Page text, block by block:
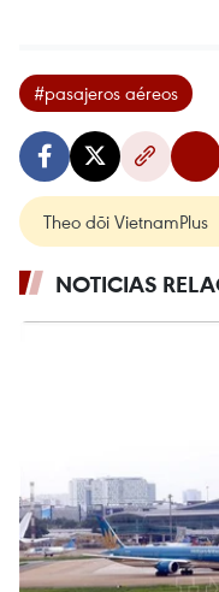
#pasajeros aéreos
Theo dõi VietnamPlus
NOTICIAS